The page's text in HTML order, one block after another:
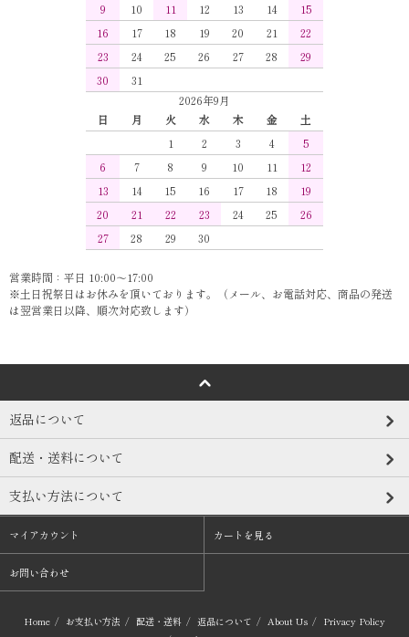
9
10 11 12 13 14
15
16
17 18 19 20 21
22
23
24 25 26 27 28
29
30
31
2026年9月
日
月 火 水 木 金
土
1
2 3 4
5
6
7 8 9 10 11
12
13
14 15 16 17 18
19
20
21 22 23 24 25
26
27
28 29 30
営業時間：平日 10:00～17:00
※土日祝祭日はお休みを頂いております。（メール、お電話対応、商品の発送
は翌営業日以降、順次対応致します）
返品について
配送・送料について
支払い方法について
マイアカウント カートを見る
お問い合わせ
Home / お支払い方法 / 配送・送料 / 返品について / About Us / Privacy Policy